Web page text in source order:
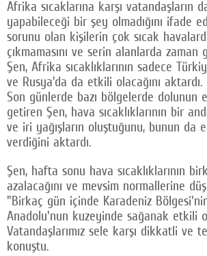
Afrika sıcaklarına karşı vatandaşların
yapabileceği bir şey olmadığını ifade
sorunu olan kişilerin çok sıcak
çıkmamasını ve serin alanlarda zaman
Şen, Afrika sıcaklıklarının sadece
ve Rusya'da da etkili olacağını aktardı.
Son günlerde bazı bölgelerde dolunun
getiren Şen, hava sıcaklıklarının bir
ve iri yağışların oluştuğunu, bunun da
verdiğini aktardı.
Şen, hafta sonu hava sıcaklıklarının
azalacağını ve mevsim normallerine
"Birkaç gün içinde Karadeniz
Anadolu'nun kuzeyinde sağanak etkili
Vatandaşlarımız sele karşı dikkatli ve
konuştu.